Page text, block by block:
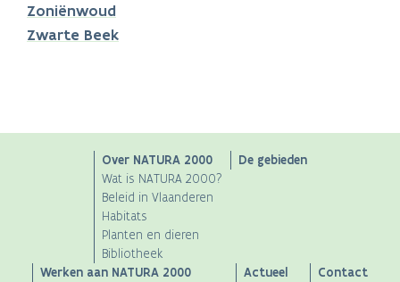
Zoniënwoud
Zwarte Beek
navigation
Over NATURA 2000
Wat is NATURA 2000?
Beleid in Vlaanderen
Habitats
Planten en dieren
Bibliotheek
De gebieden
Werken aan NATURA 2000 Actueel Contact